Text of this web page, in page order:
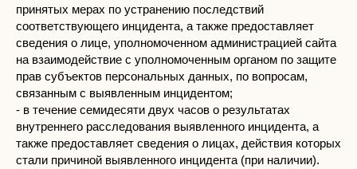
принятых мерах по устранению последствий
соответствующего инцидента, а также предоставляет
сведения о лице, уполномоченном администрацией сайта
на взаимодействие с уполномоченным органом по защите
прав субъектов персональных данных, по вопросам,
связанным с выявленным инцидентом;
- в течение семидесяти двух часов о результатах
внутреннего расследования выявленного инцидента, а
также предоставляет сведения о лицах, действия которых
стали причиной выявленного инцидента (при наличии).